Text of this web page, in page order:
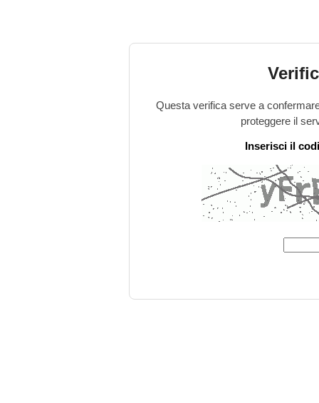
Questa verifica serve a
proteggere il
Inserisci il